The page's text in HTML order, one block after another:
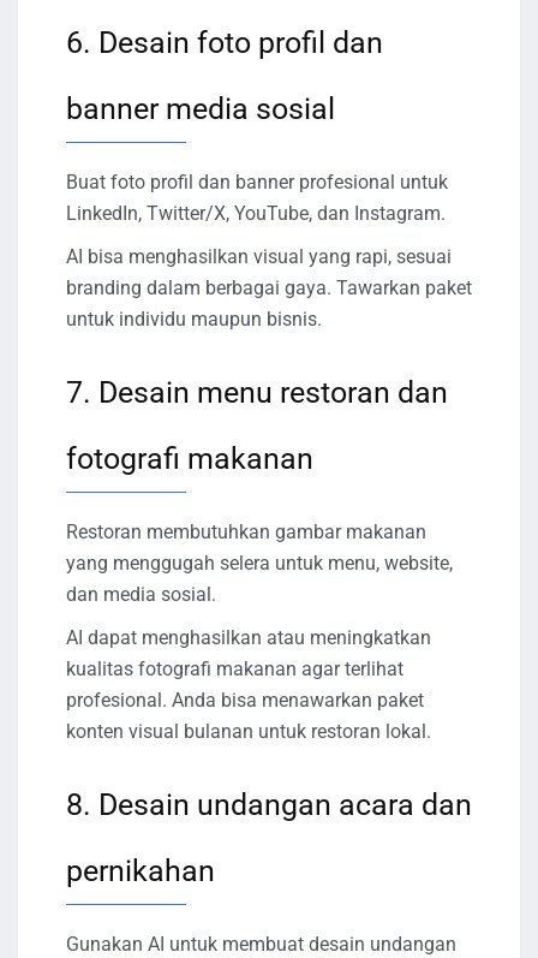
6. Desain foto profil dan
banner media sosial
Buat foto profil dan banner profesional untuk
LinkedIn, Twitter/X, YouTube, dan Instagram.
AI bisa menghasilkan visual yang rapi, sesuai
branding dalam berbagai gaya. Tawarkan paket
untuk individu maupun bisnis.
7. Desain menu restoran dan
fotografi makanan
Restoran membutuhkan gambar makanan
yang menggugah selera untuk menu, website,
dan media sosial.
AI dapat menghasilkan atau meningkatkan
kualitas fotografi makanan agar terlihat
profesional. Anda bisa menawarkan paket
konten visual bulanan untuk restoran lokal.
8. Desain undangan acara dan
pernikahan
Gunakan AI untuk membuat desain undangan